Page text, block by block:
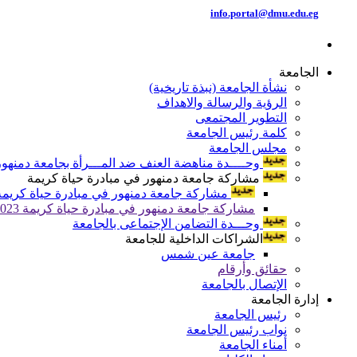
info.portal@dmu.edu.eg
الجامعة
نشأة الجامعة (نبذة تاريخية)
الرؤية والرسالة والاهداف
التطوير المجتمعى
كلمة رئيس الجامعة
مجلس الجامعة
وحــــدة مناهضة العنف ضد المـــرأة بجامعة
مشاركة جامعة دمنهور في مبادرة حياة كريمة
مشاركة جامعة دمنهور في مبادرة حياة كريمة
مشاركة جامعة دمنهور في مبادرة حياة كريمة 2023
وحـــدة التضامن الإجتماعى بالجامعة
الشراكات الداخلية للجامعة
جامعة عين شمس
حقائق وأرقام
الإتصال بالجامعة
إدارة الجامعة
رئيس الجامعة
نواب رئيس الجامعة
أمناء الجامعة